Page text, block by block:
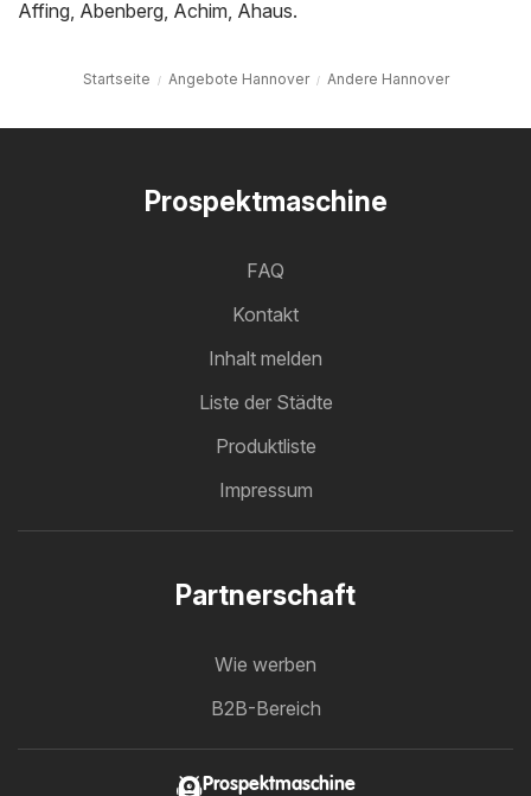
Affing Abenberg Achim Ahaus.
Startseite Angebote Hannover Andere Hannover
Prospektmaschine
FAQ
Kontakt
Inhalt melden
Liste der Städte
Produktliste
Impressum
Partnerschaft
Wie werben
B2B-Bereich
Prospektmaschine